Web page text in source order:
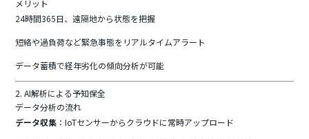
メリット
24時間365日、遠隔地から状態を把握
短絡や過負荷など緊急事態をリアルタイムアラート
データ蓄積で経年劣化の傾向分析が可能
2. AI解析による予知保全
データ分析の流れ
データ収集 ：IoTセンサーからクラウドに常時アップロード